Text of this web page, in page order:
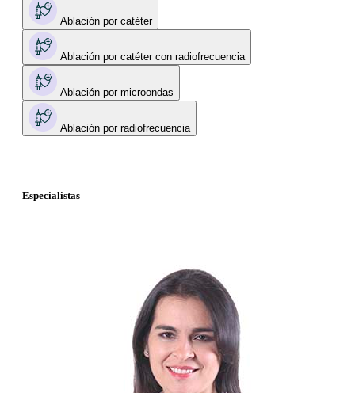
Ablación por catéter
Ablación por catéter con radiofrecuencia
Ablación por microondas
Ablación por radiofrecuencia
Especialistas